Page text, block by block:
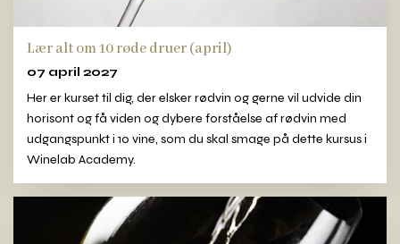
Lær alt om 10 røde druer (april)
07 april 2027
Her er kurset til dig, der elsker rødvin og gerne vil udvide din
horisont og få viden og dybere forståelse af rødvin med
udgangspunkt i 10 vine, som du skal smage på dette kursus i
Winelab Academy.